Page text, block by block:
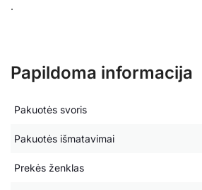
.
Papildoma informacija
Pakuotės svoris
Pakuotės išmatavimai
Prekės ženklas